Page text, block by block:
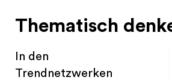
Thematisch
In den
Trendnetzwerken